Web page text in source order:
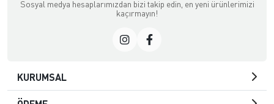
Sosyal medya hesaplarımızdan bizi takip edin, en yeni ürünlerimizi
kaçırmayın!
KURUMSAL